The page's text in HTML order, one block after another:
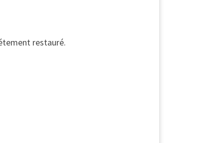
restauré.